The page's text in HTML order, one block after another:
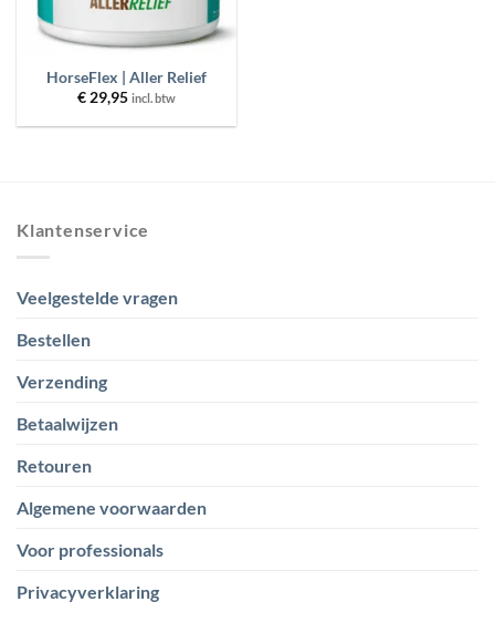
HorseFlex | Aller Relief
€29,95 incl. btw
Klantenservice
Veelgestelde vragen
Bestellen
Verzending
Betaalwijzen
Retouren
Algemene voorwaarden
Voor professionals
Privacyverklaring